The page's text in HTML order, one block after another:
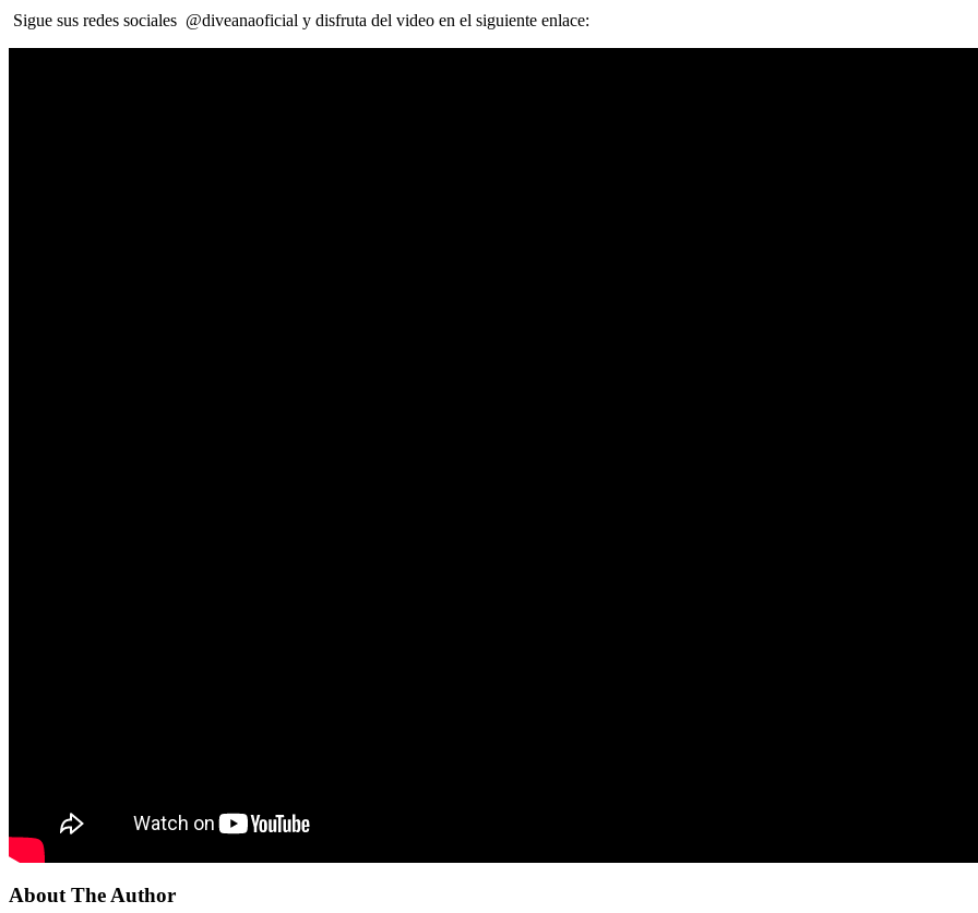
Sigue sus redes sociales @diveanaoficial y disfruta del video en el siguiente enlace:
About The Author